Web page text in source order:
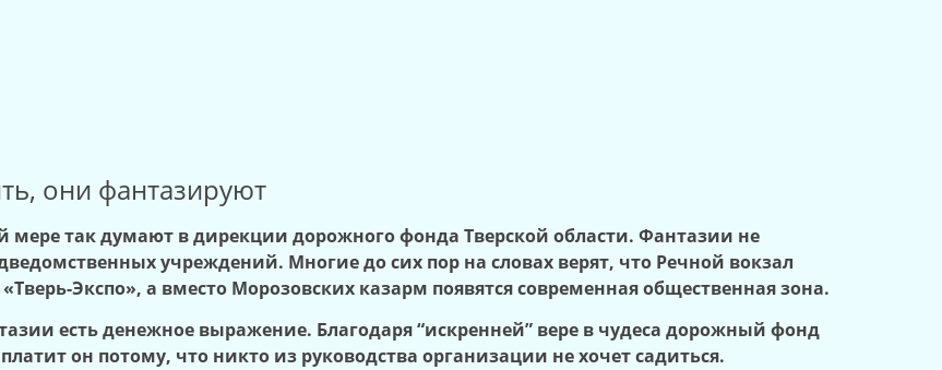
они фантазируют
мере так думают в дирекции дорожного фонда Тверской области. Фантазии не
учреждений. Многие до сих пор на словах верят, что Речной вокзал
Экспо», а вместо Морозовских казарм появятся современная общественная зона.
есть денежное выражение. Благодаря “искренней” вере в чудеса дорожный фонд
он потому, что никто из руководства организации не хочет садиться.